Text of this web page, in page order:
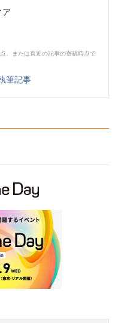
、または直近の記事の寄稿時点で
筆記事